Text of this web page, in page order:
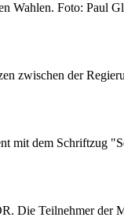
Wahlen. Foto: Paul
zwischen der
mit dem Schriftzug
Die Teilnehmer der